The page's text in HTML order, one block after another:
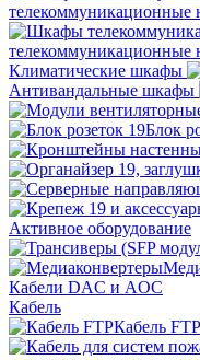
телекоммуникационные
телекоммуникационные
Климатические шкафы
Антивандальные шкафы
Блок
Активное оборудование
Кабели DAC и AOC
Кабель
Кабель FTP